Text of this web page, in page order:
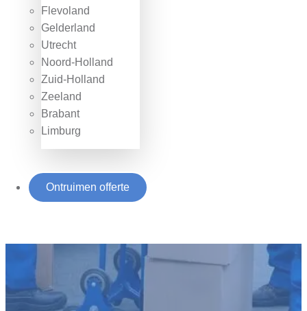
Flevoland
Gelderland
Utrecht
Noord-Holland
Zuid-Holland
Zeeland
Brabant
Limburg
Ontruimen offerte